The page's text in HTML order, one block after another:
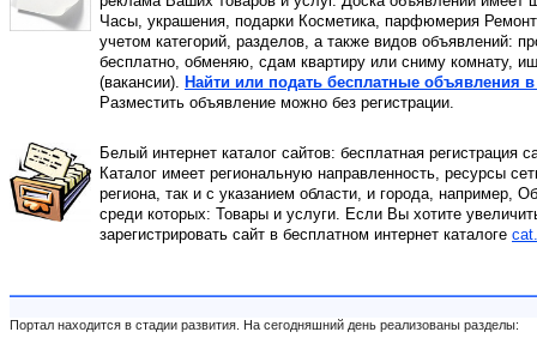
Часы, украшения, подарки Косметика, парфюмерия
учетом категорий, разделов, а также видов объявлений:
бесплатно, обменяю, сдам квартиру или сниму комнату,
(вакансии). Найти или подать бесплатные
Разместить объявление можно без регистрации.
Белый интернет каталог сайтов: бесплатная регистрация
Каталог имеет региональную направленность, ресурсы
региона, так и с указанием области, и города, например,
среди которых: Товары и услуги. Если Вы хотите
зарегистрировать сайт в бесплатном интернет каталоге
Портал находится в стадии развития. На сегодняшний день реализованы разделы: